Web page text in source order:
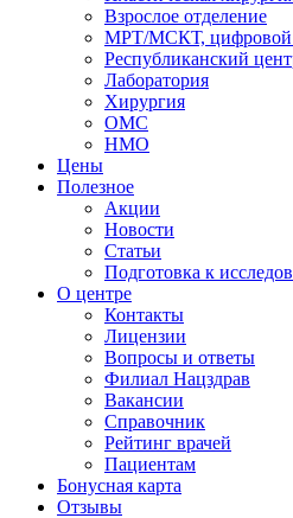
Взрослое отделение
МРТ/МСКТ, цифровой
Республиканский
Лаборатория
Хирургия
ОМС
НМО
Цены
Полезное
Акции
Новости
Статьи
Подготовка к
О центре
Контакты
Лицензии
Вопросы и ответы
Филиал Нацздрав
Вакансии
Справочник
Рейтинг врачей
Пациентам
Бонусная карта
Отзывы